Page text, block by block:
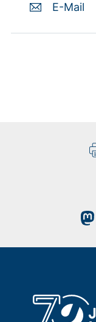
E-Mail